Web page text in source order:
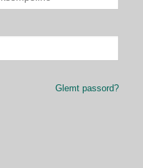
Glemt passord?